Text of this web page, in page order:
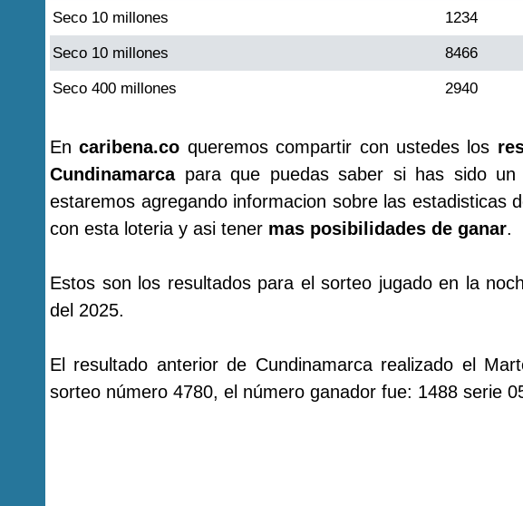
Seco 10 millones 1234
Seco 10 millones 8466
Seco 400 millones 2940
Encaribena.co queremos compartir con ustedes los
Cundinamarcapara que puedas saber si has sido un
estaremos agregando informacion sobre las estadisticas
con esta loteria y asi tener mas posibilidades de ganar.
Estos son los resultados para el sorteo jugado en la
del 2025.
El resultado anterior de Cundinamarca realizado el
sorteo número 4780, el número ganador fue: 1488 serie